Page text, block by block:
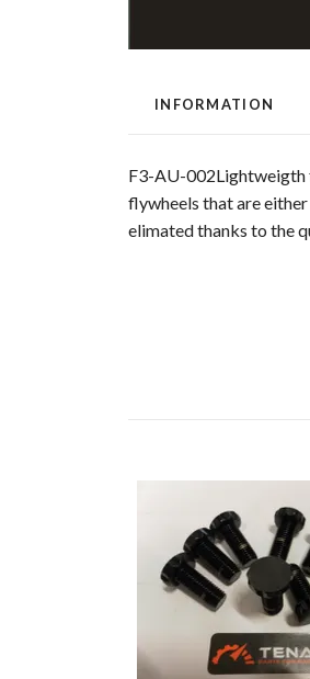
INFORMATION
F3-AU-002Lightweigth
flywheels that are
elimated thanks to the